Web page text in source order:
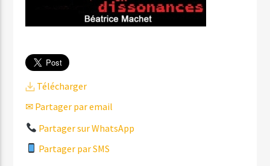
Télécharger
✉ Partager par email
Partager sur WhatsApp
Partager par SMS